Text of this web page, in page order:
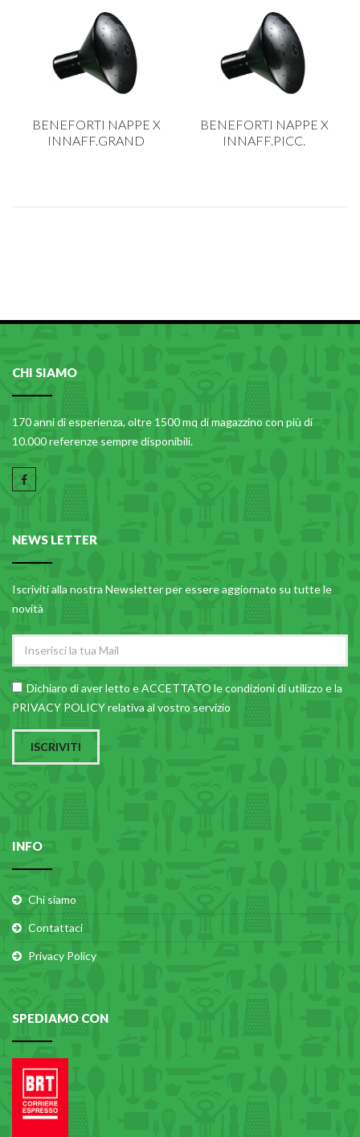
PICCOLI ELETTRODOMESTICI
PLASTICA IN CUCINA
PULIZIA E IGIENE
BENEFORTI NAPPE X
INNAFF.GRAND
BENEFORTI NAPPE X
INNAFF.PICC.
CHI SIAMO
170 anni di esperienza, oltre 1500 mq di magazzino con più di
10.000 referenze sempre disponibili.
NEWS LETTER
Iscriviti alla nostra Newsletter per essere aggiornato su tutte le
novità
Dichiaro di aver letto e ACCETTATO lecondizioni di utilizzo e la
PRIVACY POLICY relativa al vostro servizio
ISCRIVITI
INFO
Chi siamo
Contattaci
Privacy Policy
SPEDIAMO CON